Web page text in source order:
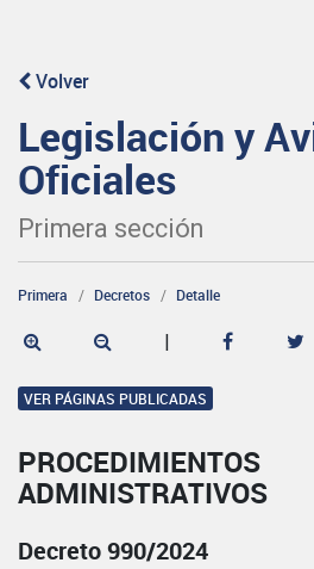
Volver
Legislación y
Oficiales
Primera sección
Primera Decretos Detalle
|
VER PÁGINAS PUBLICADAS
PROCEDIMIENTOS
ADMINISTRATIVOS
Decreto 990/2024